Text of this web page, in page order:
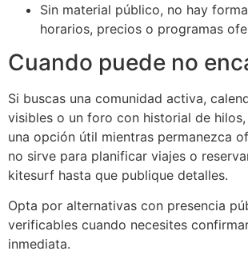
Sin material público, no hay
horarios, precios o programas
Cuando puede no
Si buscas una comunidad activa,
visibles o un foro con historial de
una opción útil mientras permanezca
no sirve para planificar viajes o
kitesurf hasta que publique detalles.
Opta por alternativas con presencia
verificables cuando necesites
inmediata.